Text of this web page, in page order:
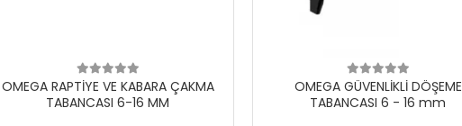
OMEGA RAPTİYE VE KABARA ÇAKMA
TABANCASI 6-16 MM
OMEGA GÜVENLİKLİ DÖŞEME
TABANCASI 6 - 16 mm